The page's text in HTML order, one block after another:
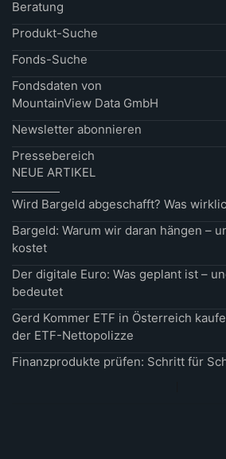
Beratung
Produkt-Suche
Fonds-Suche
Fondsdaten von
MountainView Data GmbH
Newsletter abonnieren
Pressebereich
NEUE ARTIKEL
Wird Bargeld abgeschafft? Was
Bargeld: Warum wir daran hängen –
kostet
Der digitale Euro: Was geplant ist –
bedeutet
Gerd Kommer ETF in Österreich
der ETF-Nettopolizze
Finanzprodukte prüfen: Schritt für